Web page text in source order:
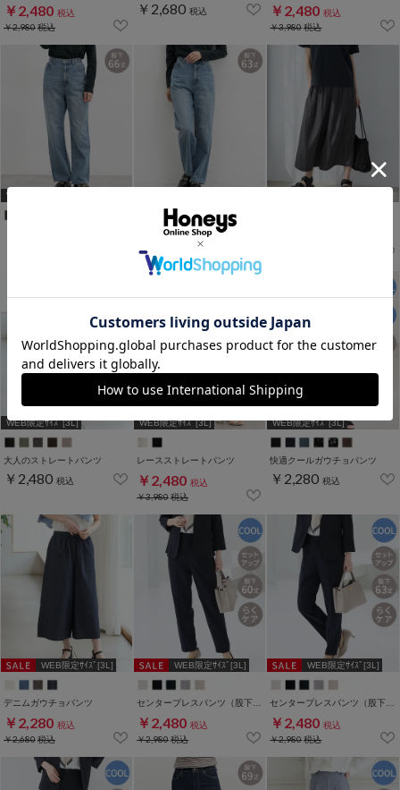
￥2,480 税込
￥2,980税込
￥2,680 税込 ￥2,480 税込
￥3,980税込
WEB限定ｻｲｽﾞ[3L]
￥2,680
WEB限定ｻｲｽﾞ[3L]
大人のストレートパンツ
￥2,480 税込
WEB限定ｻｲｽﾞ[3L]
レースストレートパンツ
￥2,480 税込
￥3,980税込
WEB限定ｻｲｽﾞ[3L]
快適クールガウチョパンツ
￥2,280 税込
WEB限定ｻｲｽﾞ[3L]
デニムガウチョパンツ
￥2,280 税込
￥2,680税込
WEB限定ｻｲｽﾞ[3L]
センタープレスパンツ（股下６０ｃｍ）
￥2,480 税込
￥2,980税込
WEB限定ｻｲｽﾞ[3L]
センタープレスパンツ（股下６３ｃｍ）
￥2,480 税込
￥2,980税込